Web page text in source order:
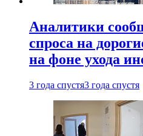
Аналитики
спроса на
на фоне ухода
3 года спустя3 года спустя